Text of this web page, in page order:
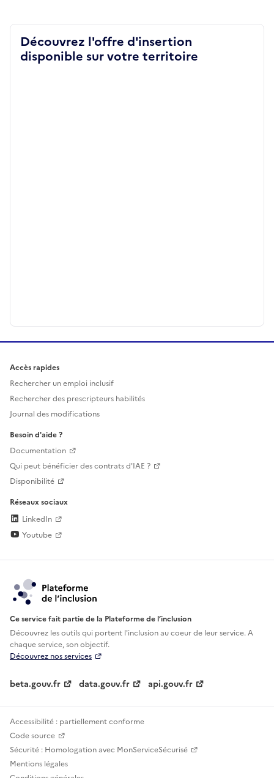
Découvrez l'offre d'insertion
disponible sur votre territoire
Accès rapides
Rechercher un emploi inclusif
Rechercher des prescripteurs habilités
Journal des modifications
Besoin d'aide ?
Documentation
Qui peut bénéficier des contrats d'IAE ?
Disponibilité
Réseaux sociaux
LinkedIn
Youtube
Ce service fait partie de la Plateforme de l’inclusion
Découvrez les outils qui portent l'inclusion aucoeur de leur service. A
chaque service, son objectif.
Découvrez nos services
beta.gouv.fr data.gouv.fr api.gouv.fr
Accessibilité : partiellement conforme
Code source
Sécurité : Homologation avec MonServiceSécurisé
Mentions légales